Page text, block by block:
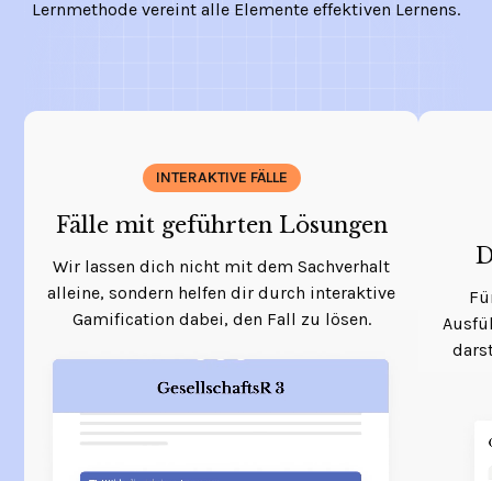
Lernmethode vereint alle Elemente effektiven Lernens.
INTERAKTIVE FÄLLE
Fälle mit geführten Lösungen
Wir lassen dich nicht mit dem Sachverhalt
alleine, sondern helfen dir durch interaktive
Gamification dabei, den Fall zu lösen.